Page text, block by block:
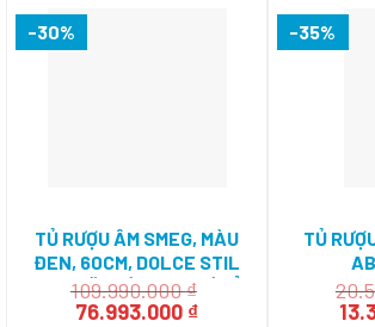
-30%
TỦ RƯỢU ÂM SMEG, MÀU
ĐEN, 60CM, DOLCE STIL
NOVO, MẶT KÍNH, VỊ TRÍ BẢN
LỀ: BÊN PHẢI CVI618RWNR2
109.990.000₫
Giá
76.993.000 ₫Giá
-35%
TỦ
Giá